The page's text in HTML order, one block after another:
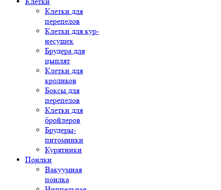
Клетки для
перепелов
Клетки для кур-
несушек
Брудера для
цыплят
Клетки для
кроликов
Боксы для
перепелов
Клетки для
бройлеров
Брудеры-
питомники
Курятники
Поилки
Вакуумная
поилка